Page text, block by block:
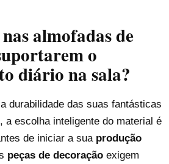
almofadas de
o
diário na sala?
durabilidade das suas fantásticas
, a escolha inteligente do material é
de iniciar a sua produção
peças de decoração exigem